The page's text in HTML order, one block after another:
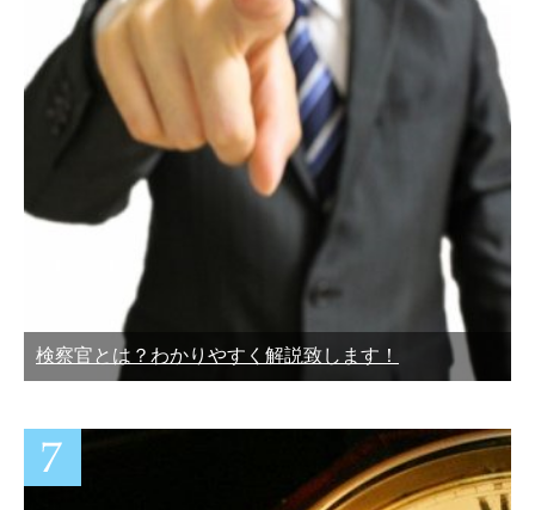
検察官とは？わかりやすく解説致します！